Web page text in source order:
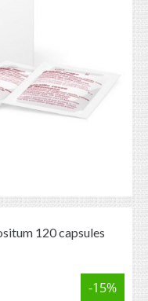
120 capsules
-15%